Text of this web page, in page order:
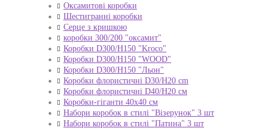
Оксамитові коробки
Шестигранні коробки
Серце з кришкою
коробки 300/200 "оксамит"
Коробки D300/H150 "Kroco"
Коробки D300/H150 "WOOD"
Коробки D300/H150 "Льон"
Коробки флористичні D30/H20 cm
Коробки флористичні D40/H20 cм
Коробки-гіганти 40x40 см
Набори коробок в стилі "Візерунок" 3 шт
Набори коробок в стилі "Патина" 3 шт